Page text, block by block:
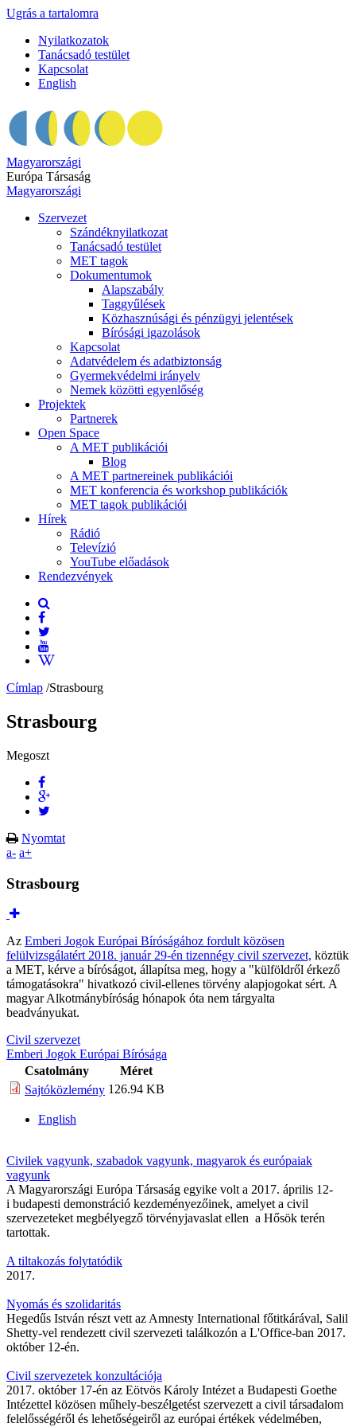
Ugrás a tartalomra
Nyilatkozatok
Tanácsadó testület
Kapcsolat
English
Magyarországi
Európa Társaság
Magyarországi
Szervezet
Szándéknyilatkozat
Tanácsadó testület
MET tagok
Dokumentumok
Alapszabály
Taggyűlések
Közhasznúsági és pénzügyi jelentések
Bírósági igazolások
Kapcsolat
Adatvédelem és adatbiztonság
Gyermekvédelmi irányelv
Nemek közötti egyenlőség
Projektek
Partnerek
Open Space
A MET publikációi
Blog
A MET partnereinek publikációi
MET konferencia és workshop publikációk
MET tagok publikációi
Hírek
Rádió
Televízió
YouTube előadások
Rendezvények
Címlap /Strasbourg
Strasbourg
Megoszt
Nyomtat
a- a+
Strasbourg
Az Emberi Jogok Európai Bíróságához fordult közösen
felülvizsgálatért 2018. január 29-én tizennégy civil szervezet, köztük
a MET, kérve a bíróságot, állapítsa meg, hogy a "külföldről érkező
támogatásokra" hivatkozó civil-ellenes törvény alapjogokat sért. A
magyar Alkotmánybíróság hónapok óta nem tárgyalta
beadványukat.
Civil szervezet
Emberi Jogok Európai Bírósága
Csatolmány
Méret
Sajtóközlemény 126.94 KB
English
Civilek vagyunk, szabadok vagyunk, magyarok és európaiak
vagyunk
A Magyarországi Európa Társaság egyike volt a 2017. április 12-
i budapesti demonstráció kezdeményezőinek, amelyet a civil
szervezeteket megbélyegző törvényjavaslat ellen a Hősök terén
tartottak.
A tiltakozás folytatódik
2017.
Nyomás és szolidaritás
Hegedűs István részt vett az Amnesty International főtitkárával, Salil
Shetty-vel rendezett civil szervezeti találkozón a L'Office-ban 2017.
október 12-én.
Civil szervezetek konzultációja
2017. október 17-én az Eötvös Károly Intézet a Budapesti Goethe
Intézettel közösen műhely-beszélgetést szervezett a civil társadalom
felelősségéről és lehetőségeiről az európai értékek védelmében,